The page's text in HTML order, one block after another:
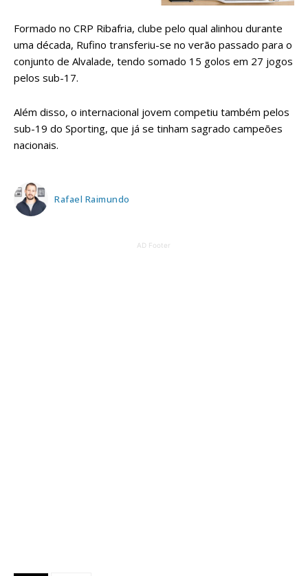
Formado no CRP Ribafria, clube pelo qual alinhou durante
uma década, Rufino transferiu-se no verão passado para o
conjunto de Alvalade, tendo somado 15 golos em 27 jogos
pelos sub-17.
Além disso, o internacional jovem competiu também pelos
sub-19 do Sporting, que já se tinham sagrado campeões
nacionais.
Rafael Raimundo
AD Footer